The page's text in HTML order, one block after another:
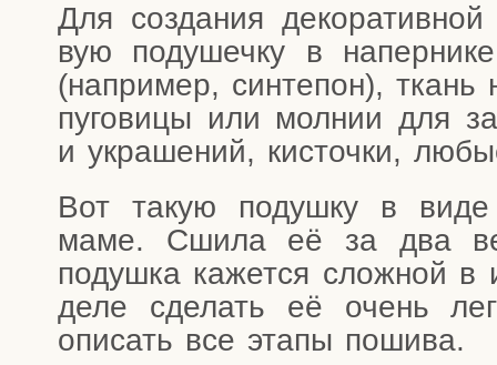
Для созда­ния
вую поду­шеч­ку в
(напри­мер, син­те­пон), ткань
пуго­ви­цы или мол­нии для
и укра­ше­ний, кисточ­ки,
Вот такую подуш­ку в
маме. Сши­ла её за два
подуш­ка кажет­ся слож­ной в
деле сде­лать её очень
опи­сать все эта­пы пошива.